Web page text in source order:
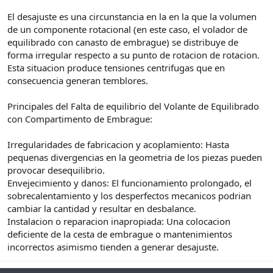
El desajuste es una circunstancia en la en la que la volumen
de un componente rotacional (en este caso, el volador de
equilibrado con canasto de embrague) se distribuye de
forma irregular respecto a su punto de rotacion de rotacion.
Esta situacion produce tensiones centrifugas que en
consecuencia generan temblores.
Principales del Falta de equilibrio del Volante de Equilibrado
con Compartimento de Embrague:
Irregularidades de fabricacion y acoplamiento: Hasta
pequenas divergencias en la geometria de los piezas pueden
provocar desequilibrio.
Envejecimiento y danos: El funcionamiento prolongado, el
sobrecalentamiento y los desperfectos mecanicos podrian
cambiar la cantidad y resultar en desbalance.
Instalacion o reparacion inapropiada: Una colocacion
deficiente de la cesta de embrague o mantenimientos
incorrectos asimismo tienden a generar desajuste.